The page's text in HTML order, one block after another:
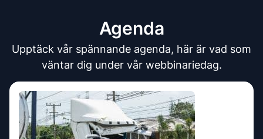
Agenda
Upptäck vår spännande agenda, här är vad som
väntar dig under vår webbinariedag.